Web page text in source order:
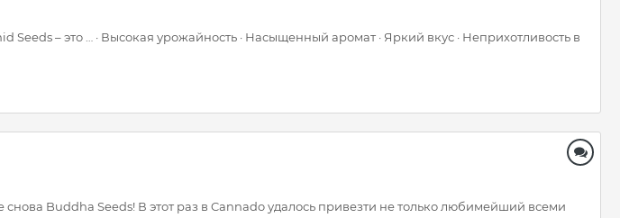
– это … · Высокая урожайность · Насыщенный аромат · Яркий вкус · Неприхотливость в
Buddha Seeds! В этот раз в Cannado удалось привезти не только любимейший всеми